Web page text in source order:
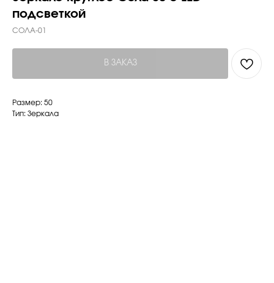
подсветкой
СОЛА-01
В ЗАКАЗ
Размер: 50
Тип: Зеркала